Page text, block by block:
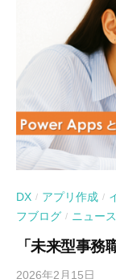
DX / アプリ作成 /
フブログ / ニュース
「未来型事務
2026年2月15日